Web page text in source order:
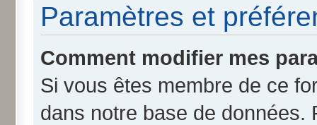
Paramètres et
Comment modifier mes
Si vous êtes membre de ce
dans notre base de